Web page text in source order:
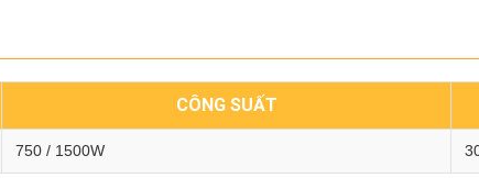
CÔNG SUẤT
750 / 1500W